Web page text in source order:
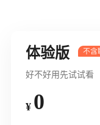
体验版
好不好用先试试看
¥ 0